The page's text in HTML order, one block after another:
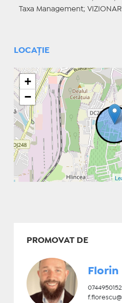
Taxa Management; VIZIONARI
LOCAȚIE
+
−
PROMOVAT DE
Florin
0744950152